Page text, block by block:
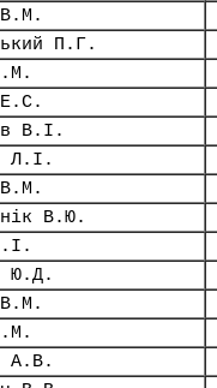
П.Г.
В.І.
Л.І.
В.Ю.
Ю.Д.
А.В.